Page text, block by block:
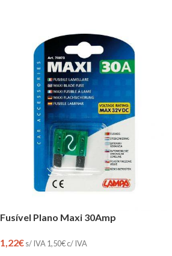
Fusível Plano Maxi 30Amp
1,22€s/ IVA 1,50€c/ IVA